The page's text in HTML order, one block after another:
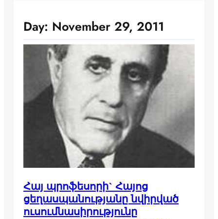
Day: November 29, 2011
Հայ պրոֆեսորի` Հայոց
ցեղասպանությանը նվիրված
ուսումնասիրությունը